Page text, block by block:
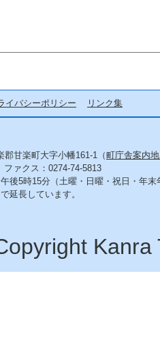
イバシーポリシー リンク集
郡甘楽町大字小幡161-1（町庁舎案内
ファクス：0274-74-5813
後5時15分（土曜・日曜・祝日・年末
延長しています。
Kanra